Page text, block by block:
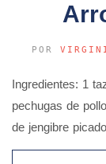
POR
Ingredientes: 1
pechugas de
de jengibre